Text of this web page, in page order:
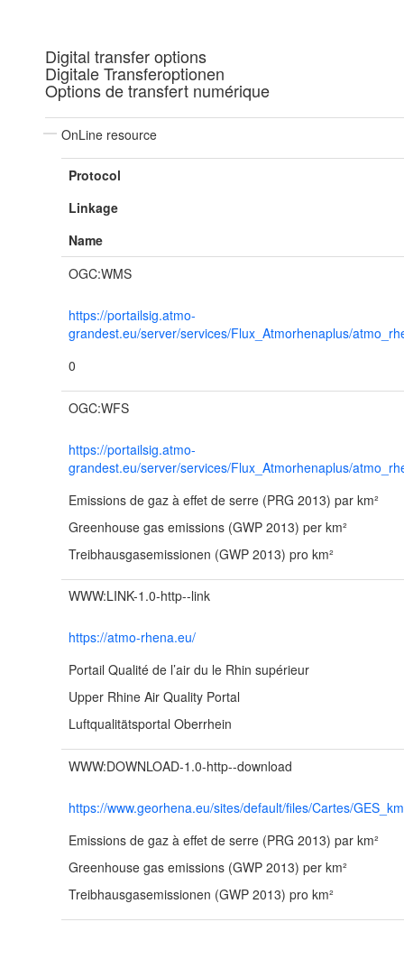
Digital transfer options
Digitale Transferoptionen
Options de transfert numérique
OnLine resource
Protocol
Linkage
Name
OGC:WMS
https://portailsig.atmo-
grandest.eu/server/services/Flux_Atmorhenaplus/
0
OGC:WFS
https://portailsig.atmo-
grandest.eu/server/services/Flux_Atmorhenaplus/
Emissions de gaz à effet de serre (PRG 2013) par km²
Greenhouse gas emissions (GWP 2013) per km²
Treibhausgasemissionen (GWP 2013) pro km²
WWW:LINK-1.0-http--link
https://atmo-rhena.eu/
Portail Qualité de l’air du le Rhin supérieur
Upper Rhine Air Quality Portal
Luftqualitätsportal Oberrhein
WWW:DOWNLOAD-1.0-http--download
https://www.georhena.eu/sites/default/files/Cartes/
Emissions de gaz à effet de serre (PRG 2013) par km²
Greenhouse gas emissions (GWP 2013) per km²
Treibhausgasemissionen (GWP 2013) pro km²